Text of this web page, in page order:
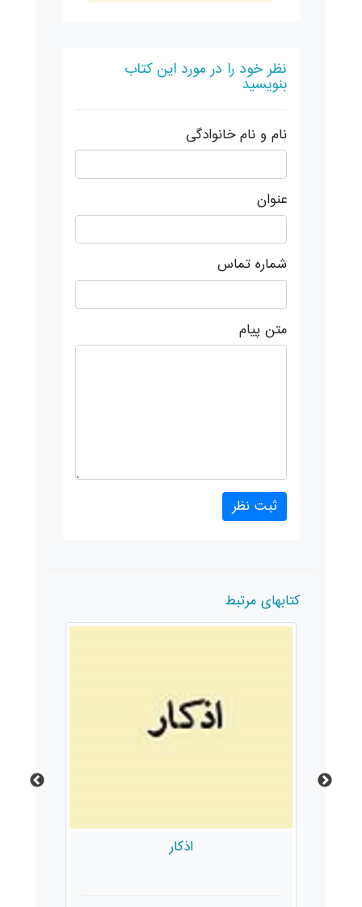
نظر خود را در مورد این کتاب
بنویسید
نام و نام خانوادگی
عنوان
شماره تماس
متن پیام
کتابهای مرتبط
اذکار